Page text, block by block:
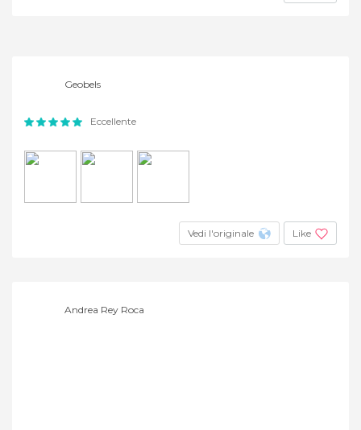
Geobels
Eccellente
Vedi l'originale Like
Andrea Rey Roca